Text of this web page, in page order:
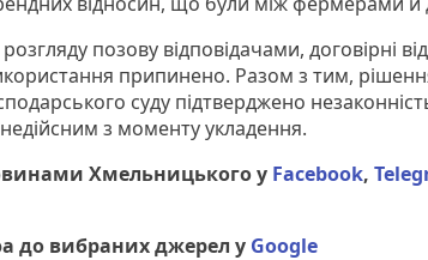
позову відповідачами, договірні
припинено. Разом з тим,
суду підтверджено
з моменту укладення.
Хмельницького у Facebook,
до вибраних джерел у Google